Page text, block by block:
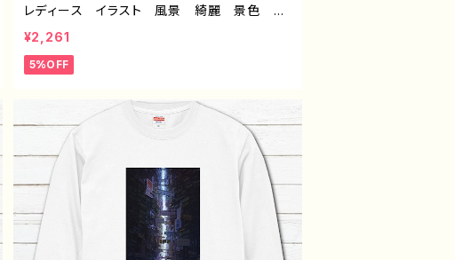
レディース イラスト 風景 綺麗 景色 美
しい エモい かっこいい おすすめ 個性
的 人気 イラストレーター クリエイター
絵師 オリジナル デザイン グッズ 白 長
トル：赤の入道雲 作：J.タネダ F-5
¥2,261
5%OFF